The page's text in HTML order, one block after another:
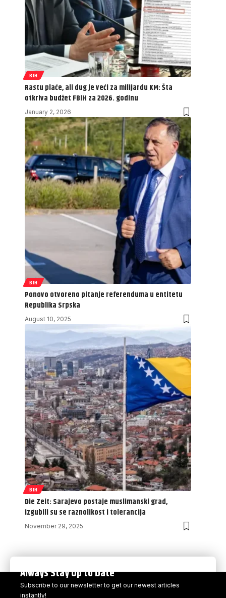
BIH
Rastu plaće, ali dug je veći za milijardu KM: Šta
otkriva budžet FBiH za 2026. godinu
January 2, 2026
BIH
Ponovo otvoreno pitanje referenduma u entitetu
Republika Srpska
August 10, 2025
BIH
Die Zeit: Sarajevo postaje muslimanski grad,
izgubili su se raznolikost i tolerancija
November 29, 2025
Always Stay Up to Date
Subscribe to our newsletter to get our newest articles
instantly!